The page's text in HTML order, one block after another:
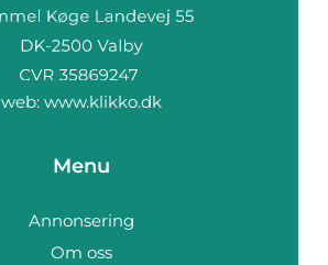
web: www.klikko.dk
Menu
Annonsering
Om oss